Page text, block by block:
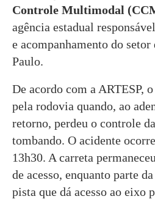
Controle Multimodal
agência estadual
e acompanhamento do
Paulo.
De acordo com a ARTESP,
pela rodovia quando, ao
retorno, perdeu o controle
tombando. O acidente
13h30. A carreta
de acesso, enquanto parte
pista que dá acesso ao eixo